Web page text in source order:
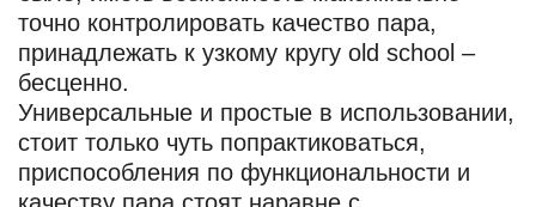
точно контролировать качество пара,
принадлежать к узкому кругу old school –
бесценно.
Универсальные и простые в использовании,
стоит только чуть попрактиковаться,
приспособления по функциональности и